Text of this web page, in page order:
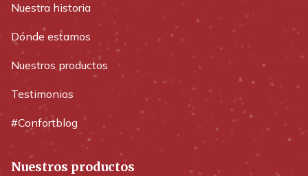
Nuestra historia
Dónde estamos
Nuestros productos
Testimonios
#Confortblog
Nuestros productos